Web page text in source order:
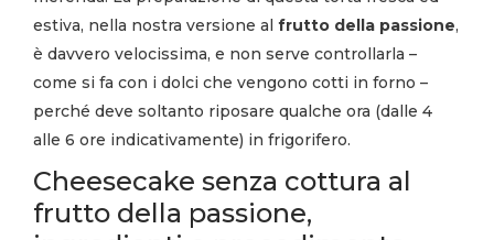
estiva, nella nostra versione al frutto della passione,
è davvero velocissima, e non serve controllarla –
come si fa con i dolci che vengono cotti in forno –
perché deve soltanto riposare qualche ora (dalle 4
alle 6 ore indicativamente) in frigorifero.
Cheesecake senza cottura al
frutto della passione,